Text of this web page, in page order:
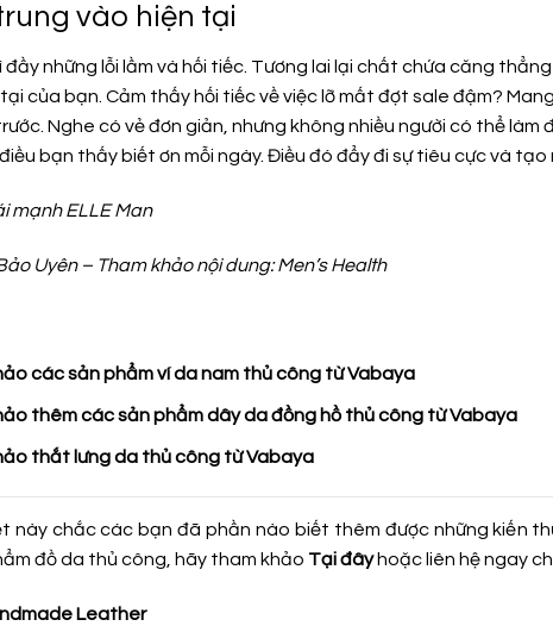
vào hiện tại
đầy những lỗi lầm và hối tiếc. Tương lai lại chất chứa căng
của bạn. Cảm thấy hối tiếc về việc lỡ mất đợt sale đậm?
Nghe có vẻ đơn giản, nhưng không nhiều người có thể
bạn thấy biết ơn mỗi ngày. Điều đó đẩy đi sự tiêu cực và
mạnh ELLE Man
Uyên – Tham khảo nội dung: Men’s Health
các sản phẩm ví da nam thủ công từ Vabaya
thêm các sản phẩm dây da đồng hồ thủ công từ Vabaya
thắt lưng da thủ công từ Vabaya
này chắc các bạn đã phần nào biết thêm được những kiến
đồ da thủ công, hãy tham khảo Tại đâyhoặc liên hệ ngay
Leather